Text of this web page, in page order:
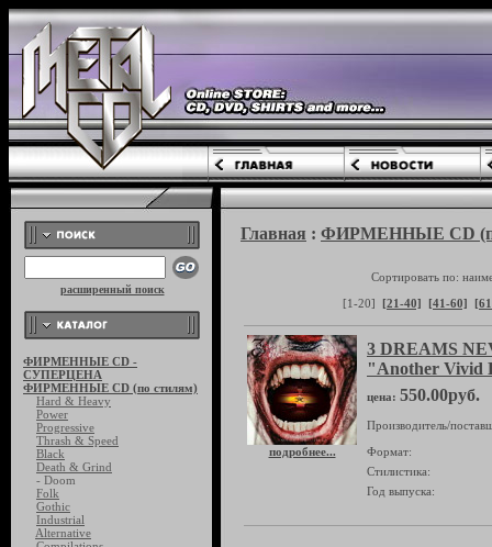
расширенный поиск
ФИРМЕННЫЕ CD -
СУПЕРЦЕНА
ФИРМЕННЫЕ CD (по стилям)
Hard & Heavy
Power
Progressive
Thrash & Speed
Black
Death & Grind
- Doom
Folk
Gothic
Industrial
Alternative
Главная : ФИРМЕННЫЕ CD
Сортировать по:
[1-20] [21-40] [41-60]
подробнее...
3 DREAMS
"Another Vivid
цена: 550.00руб.
Производитель/
Формат:
Стилистика:
Год выпуска: